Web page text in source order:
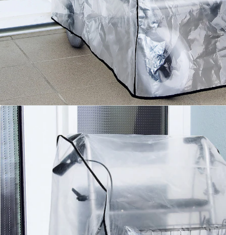
Beoordelingen
Direct uit de catalogus bestellen
Catalogus aanvragen
We zijn er voor u